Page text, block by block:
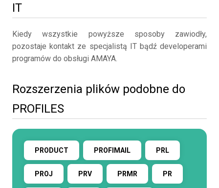
IT
Kiedy wszystkie powyższe sposoby zawiodły,
pozostaje kontakt ze specjalistą IT bądź developerami
programów do obsługi AMAYA.
Rozszerzenia plików podobne do
PROFILES
PRODUCT PROFIMAIL PRL
PROJ PRV PRMR PR